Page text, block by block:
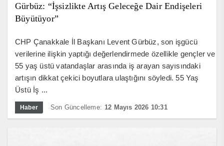
Gürbüz: “İşsizlikte Artış Geleceğe Dair Endişeleri
Büyütüyor”
CHP Çanakkale İl Başkanı Levent Gürbüz, son işgücü
verilerine ilişkin yaptığı değerlendirmede özellikle gençler ve
55 yaş üstü vatandaşlar arasında iş arayan sayısındaki
artışın dikkat çekici boyutlara ulaştığını söyledi. 55 Yaş
Üstü İş ...
Haber Son Güncelleme: 12 Mayıs 2026 10:31